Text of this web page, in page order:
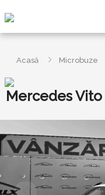
Acasă Microbuze
Mercedes Vito